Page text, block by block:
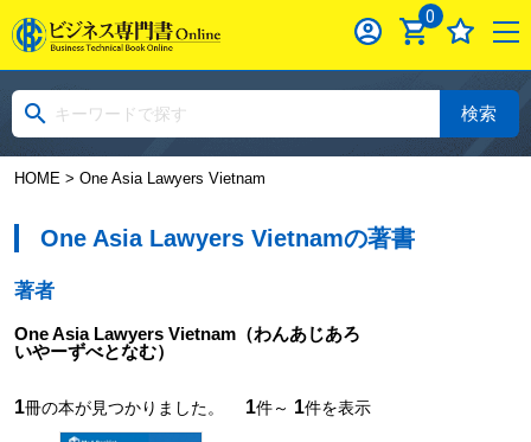
0
検索
HOME> One Asia Lawyers Vietnam
One Asia Lawyers Vietnamの著書
著者
One Asia Lawyers Vietnam（わんあじあろ
いやーずべとなむ）
1冊の本が見つかりました。 1件～ 1件を表示